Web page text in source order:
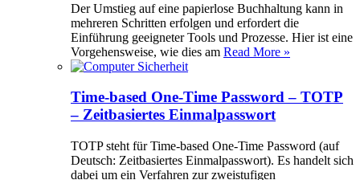
Der Umstieg auf eine papierlose Buchhaltung kann in
mehreren Schritten erfolgen und erfordert die
Einführung geeigneter Tools und Prozesse. Hier ist eine
Vorgehensweise, wie dies am Read More »
Time-based One-Time Password – TOTP
– Zeitbasiertes Einmalpasswort
TOTP steht für Time-based One-Time Password (auf
Deutsch: Zeitbasiertes Einmalpasswort). Es handelt sich
dabei um ein Verfahren zur zweistufigen